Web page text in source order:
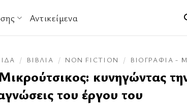
Αντικείμενα
/ ΒΙΒΛΊΑ / NON FICTION / ΒΙΟΓΡΑΦΊΑ -
κυνηγώντας
του έργου του